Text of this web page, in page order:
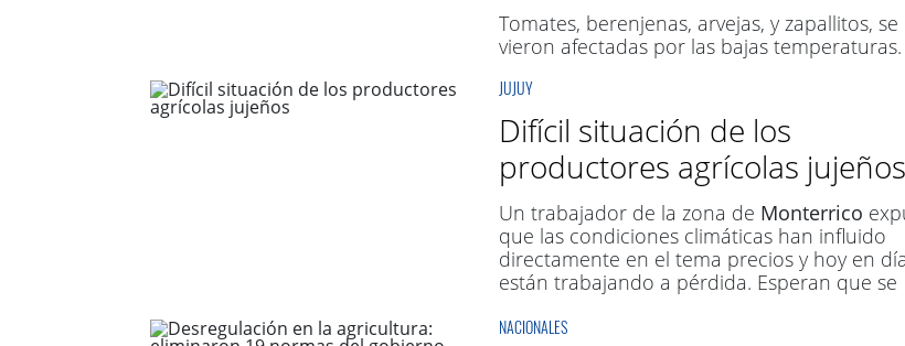
Tomates, berenjenas, arvejas, y zapallitos, se
vieron afectadas por las bajas temperaturas.
JUJUY
Difícil situación de los
productores agrícolas jujeños
Un trabajador de la zona de Monterrico
que las condiciones climáticas han influido
directamente en el tema precios y hoy en día
están trabajando a pérdida. Esperan que se
NACIONALES